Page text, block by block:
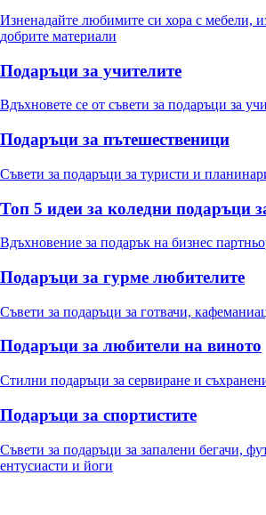
Изненадайте любимите си хора с мебели,
добрите материали
Подаръци за учителите
Вдъхновете се от съвети за подаръци за
Подаръци за пътешественици
Съвети за подаръци за туристи и
Топ 5 идеи за коледни подаръци
Вдъхновение за подарък на бизнес
Подаръци за гурме любителите
Съвети за подаръци за готвачи,
Подаръци за любители на виното
Стилни подаръци за сервиране и
Подаръци за спортистите
Съвети за подаръци за запалени бегачи,
ентусиасти и йоги